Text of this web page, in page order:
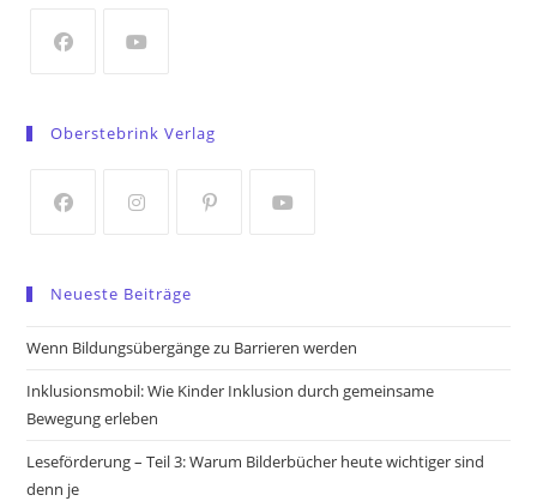
tab
a
tab
tab
Oberstebrink Verlag
a
new
new
a
new
new
Neueste Beiträge
Wenn Bildungsübergänge zu Barrieren werden
Inklusionsmobil: Wie Kinder Inklusion durch gemeinsame
Bewegung erleben
Leseförderung – Teil 3: Warum Bilderbücher heute wichtiger sind
denn je